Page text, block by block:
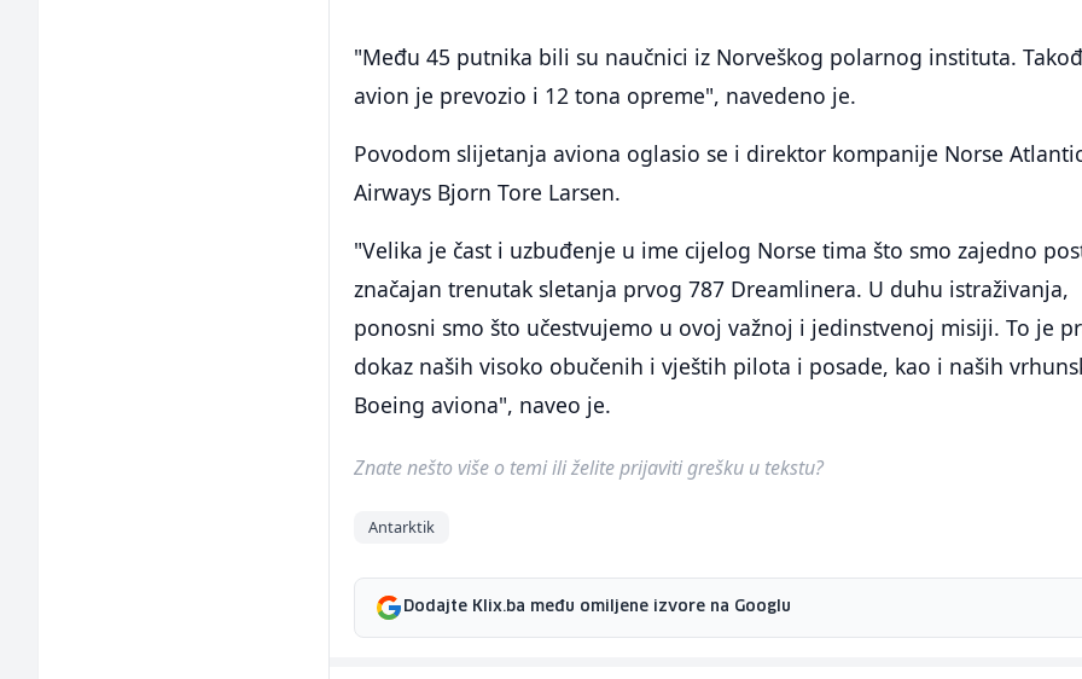
"Među 45 putnika bili su naučnici iz Norveškog polarnog instituta.
avion je prevozio i 12 tona opreme", navedeno je.
Povodom slijetanja aviona oglasio se i direktor kompanije Norse
Airways Bjorn Tore Larsen.
"Velika je čast i uzbuđenje u ime cijelog Norse tima što smo zajedno
značajan trenutak sletanja prvog 787 Dreamlinera. U duhu istraživanja,
ponosni smo što učestvujemo u ovoj važnoj i jedinstvenoj misiji. To je
dokaz naših visoko obučenih i vještih pilota i posade, kao i naših
Boeing aviona", naveo je.
Znate nešto više o temi ili želite prijaviti grešku u tekstu?
Antarktik
Dodajte Klix.ba među omiljene izvore na Googlu